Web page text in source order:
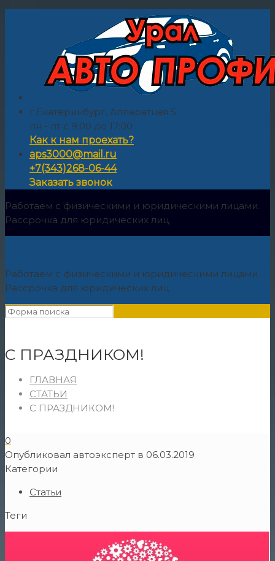
г.Екатеринбург, Аппаратная 5
пн - пт с 9:00 до 17:00
Как к нам проехать?
aps3000@mail.ru
+7(343)268-06-44
Заказать звонок
Работаем с физическими и юридическими лицами.
Рассрочка для юридических лиц.
Работаем с физическими и юридическими лицами.
Рассрочка для юридических лиц.
С ПРАЗДНИКОМ!
ГЛАВНАЯ
СТАТЬИ
С ПРАЗДНИКОМ!
0
Опубликовал автоэксперт в 06.03.2019
Категории
Статьи
Теги